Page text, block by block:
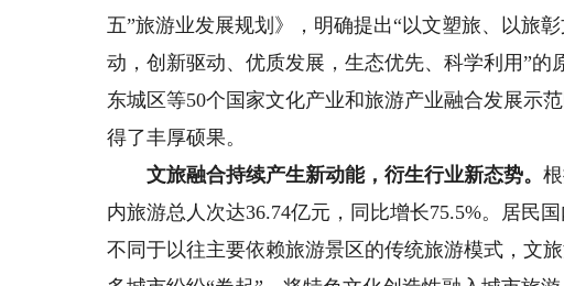
五”旅游业发展规划》，明确提出“以文塑旅、以旅
动，创新驱动、优质发展，生态优先、科学利用”的
东城区等50个国家文化产业和旅游产业融合发展示
得了丰厚硕果。
文旅融合持续产生新动能，衍生行业新态势。
内旅游总人次达36.74亿元，同比增长75.5%。居民
不同于以往主要依赖旅游景区的传统旅游模式，文